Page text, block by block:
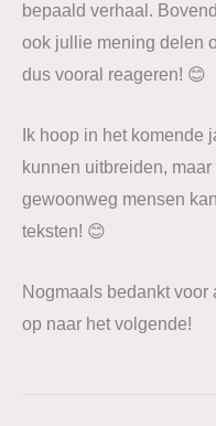
bepaald verhaal.
ook jullie mening delen
dus vooral reageren! 😊
Ik hoop in het komende
kunnen uitbreiden,
gewoonweg mensen
teksten! 😊
Nogmaals bedankt
op naar het volgende!